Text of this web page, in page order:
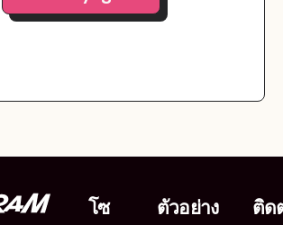
โซ
ตัวอย่าง
ติด